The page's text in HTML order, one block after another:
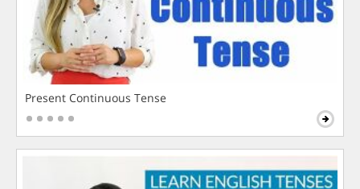
Present Continuous Tense